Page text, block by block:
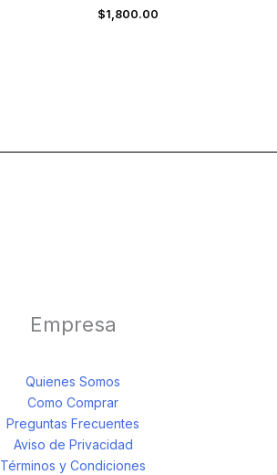
$1,800.00
Empresa
Quienes Somos
Como Comprar
Preguntas Frecuentes
Aviso de Privacidad
Términos y Condiciones